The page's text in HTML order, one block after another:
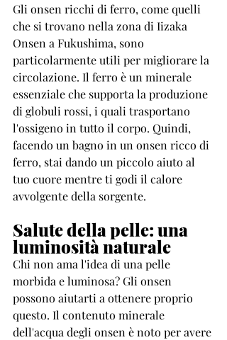
Gli onsen ricchi di ferro, come quelli
che si trovano nella zona di Iizaka
Onsen a Fukushima, sono
particolarmente utili per migliorare la
circolazione. Il ferro è un minerale
essenziale che supporta la produzione
di globuli rossi, i quali trasportano
l'ossigeno in tutto il corpo. Quindi,
facendo un bagno in un onsen ricco di
ferro, stai dando un piccolo aiuto al
tuo cuore mentre ti godi il calore
avvolgente della sorgente.
Salute della pelle: una
luminosità naturale
Chi non ama l'idea di una pelle
morbida e luminosa? Gli onsen
possono aiutarti a ottenere proprio
questo. Il contenuto minerale
dell'acqua degli onsen è noto per avere